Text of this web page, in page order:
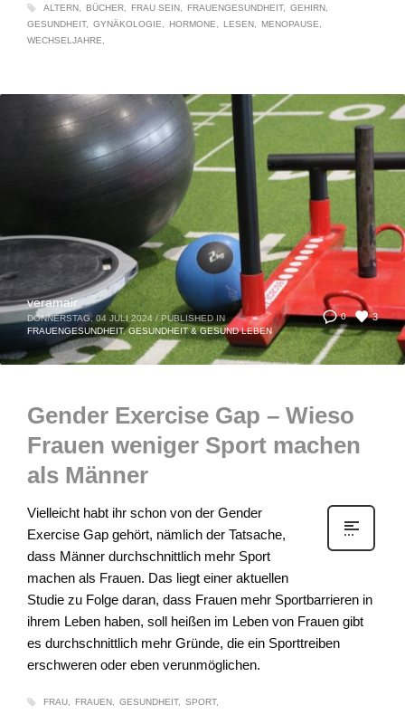
ALTERN BÜCHER FRAU SEIN FRAUENGESUNDHEIT
GEHIRN
GESUNDHEIT
GYNÄKOLOGIE HORMONE LESEN
MENOPAUSE
WECHSELJAHRE
0 3
veramair
DONNERSTAG, 04 JULI 2024 / PUBLISHED IN
FRAUENGESUNDHEIT,GESUNDHEIT & GESUND LEBEN
Gender Exercise Gap – Wieso
Frauen weniger Sport machen
als Männer
Vielleicht habt ihr schon von der Gender
Exercise Gap gehört, nämlich der Tatsache,
dass Männer durchschnittlich mehr Sport
machen als Frauen. Das liegt einer aktuellen
Studie zu Folge daran, dass Frauen mehr Sportbarrieren in
ihrem Leben haben, soll heißen im Leben von Frauen gibt
es durchschnittlich mehr Gründe, die ein Sporttreiben
erschweren oder eben verunmöglichen.
FRAU FRAUEN GESUNDHEIT SPORT